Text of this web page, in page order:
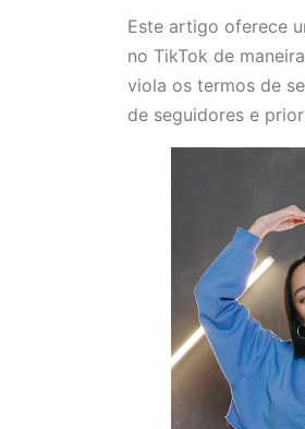
Este artigo oferece
no TikTok de
viola os termos de
de seguidores e